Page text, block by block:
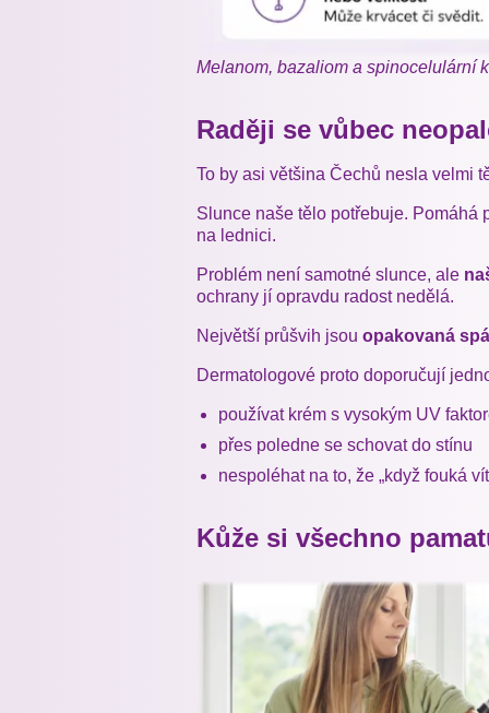
Melanom, bazaliom a spinocelulární
Raději se vůbec
To by asi většina Čechů nesla velmi
Slunce naše tělo potřebuje. Pomáhá
na lednici.
Problém není samotné slunce, ale
ochrany jí opravdu radost nedělá.
Největší průšvih jsou opakovaná
Dermatologové proto doporučují
používat krém s vysokým UV
přes poledne se schovat do stínu
nespoléhat na to, že „když fouká
Kůže si všechno